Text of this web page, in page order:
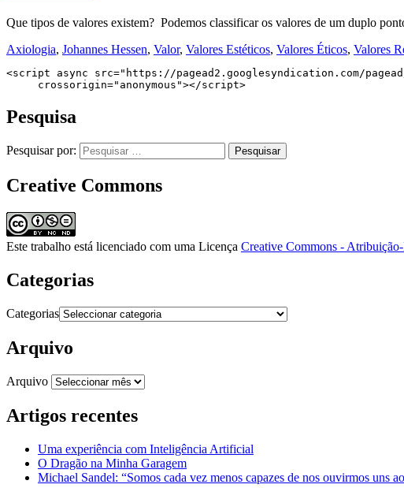
Que tipos de valores existem? Podemos classificar os valores de um duplo
Axiologia, Johannes Hessen, Valor, Valores Estéticos, Valores Éticos, Valores
<script async src="https://pagead2.googlesyndication.com/
     crossorigin="anonymous"></script>
Pesquisa
Pesquisar por:
Creative Commons
Este trabalho está licenciado com uma Licença Creative Commons -
Categorias
Categorias
Arquivo
Arquivo
Artigos recentes
Uma experiência com Inteligência Artificial
O Dragão na Minha Garagem
Michael Sandel: “Somos cada vez menos capazes de nos ouvirmos uns